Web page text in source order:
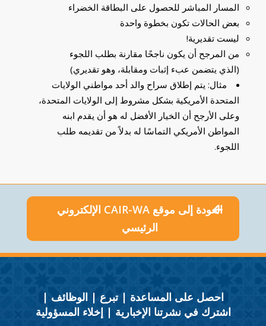
المسار المباشر للحصول على البطاقة الخضراء
بعض الحالات تكون بخطوة واحدة
ليست تقديرية!
من المرجح أن يكون ناجحًا مقارنة بطلب اللجوء
(الذي يتضمن عبء إثبات ومقابلة، وهو تقديري)
مثال: يتم إطلاق سراح والد أحد مواطني الولايات
المتحدة الأمريكية بشكل مشروط إلى الولايات المتحدة،
وعلى الأرجح أن الخيار الأفضل له هو أن يقدم ابنه
المواطن الأمريكي التماسًا له بدلاً من تقديمه طلب
اللجوء.
العودة إلى موقع CAIR-WA الإلكتروني
الرئيسي
احصل على المساعدة |تبرع | الوظائف |
اشترك في نشرتنا الإخبارية | إخلاء المسؤولية